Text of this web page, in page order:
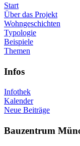
Start
Über das Projekt
Wohngeschichten
Typologie
Beispiele
Themen
Infos
Infothek
Kalender
Neue Beiträge
Bauzentrum